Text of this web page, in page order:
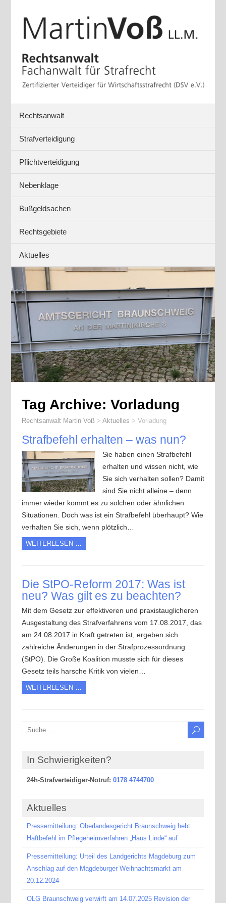
Rechtsanwalt
Strafverteidigung
Pflichtverteidigung
Nebenklage
Bußgeldsachen
Rechtsgebiete
Aktuelles
Tag Archive: Vorladung
Rechtsanwalt Martin Voß> Aktuelles > Vorladung
Strafbefehl erhalten – was nun?
Sie haben einen Strafbefehl
erhalten und wissen nicht, wie
Sie sich verhalten sollen? Damit
sind Sie nicht alleine – denn
immer wieder kommt es zu solchen oder ähnlichen
Situationen. Doch was ist ein Strafbefehl überhaupt? Wie
verhalten Sie sich, wenn plötzlich…
WEITERLESEN …
Die StPO-Reform 2017: Was ist
neu? Was gilt es zu beachten?
Mit dem Gesetz zur effektiveren und praxistauglicheren
Ausgestaltung des Strafverfahrens vom 17.08.2017, das
am 24.08.2017 in Kraft getreten ist, ergeben sich
zahlreiche Änderungen in der Strafprozessordnung
(StPO). Die Große Koalition musste sich für dieses
Gesetz teils harsche Kritik von vielen…
WEITERLESEN …
In Schwierigkeiten?
24h-Strafverteidiger-Notruf: 0178 4744700
Aktuelles
Pressemitteilung: Oberlandesgericht Braunschweig hebt
Haftbefehl im Pflegeheimverfahren „Haus Linde“ auf
Pressemitteilung: Urteil des Landgerichts Magdeburg zum
Anschlag auf den Magdeburger Weihnachtsmarkt am
20.12.2024
OLG Braunschweig verwirft am 14.07.2025 Revision der